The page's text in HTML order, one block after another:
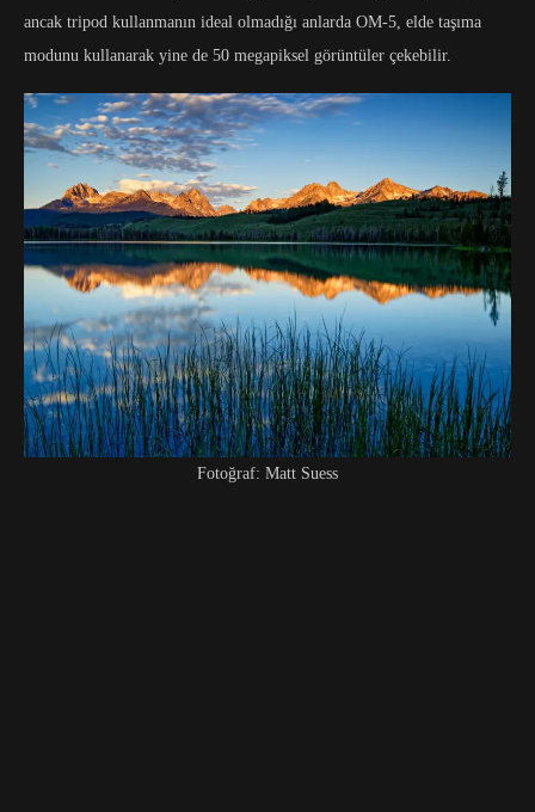
ancak tripod kullanmanın ideal olmadığı anlarda OM-5, elde taşıma
modunu kullanarak yine de 50 megapiksel görüntüler çekebilir.
Fotoğraf: Matt Suess